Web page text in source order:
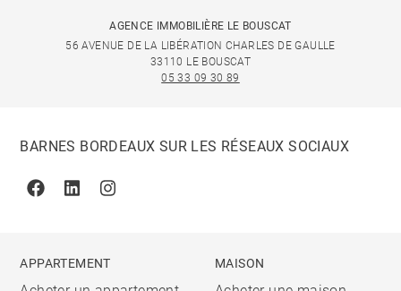
AGENCE IMMOBILIÈRE LE BOUSCAT
56 AVENUE DE LA LIBÉRATION CHARLES DE GAULLE
33110 LE BOUSCAT
05 33 09 30 89
BARNES BORDEAUX SUR LES RÉSEAUX SOCIAUX
FacebookLinkedinInstagram
APPARTEMENT MAISON